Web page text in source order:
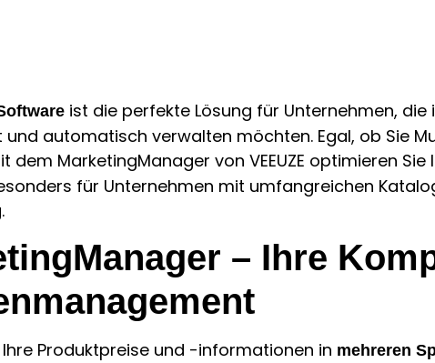
ist die perfekte Lösung für Unternehmen,
automatisch verwalten möchten. Egal, ob Sie
MarketingManager von VEEUZE optimieren Sie
für Unternehmen mit umfangreichen
– Ihre
Produktpreise und -informationen in mehreren